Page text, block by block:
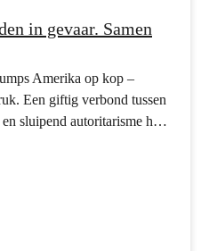
in gevaar. Samen
Amerika op kop –
Een giftig verbond tussen
sluipend autoritarisme holt